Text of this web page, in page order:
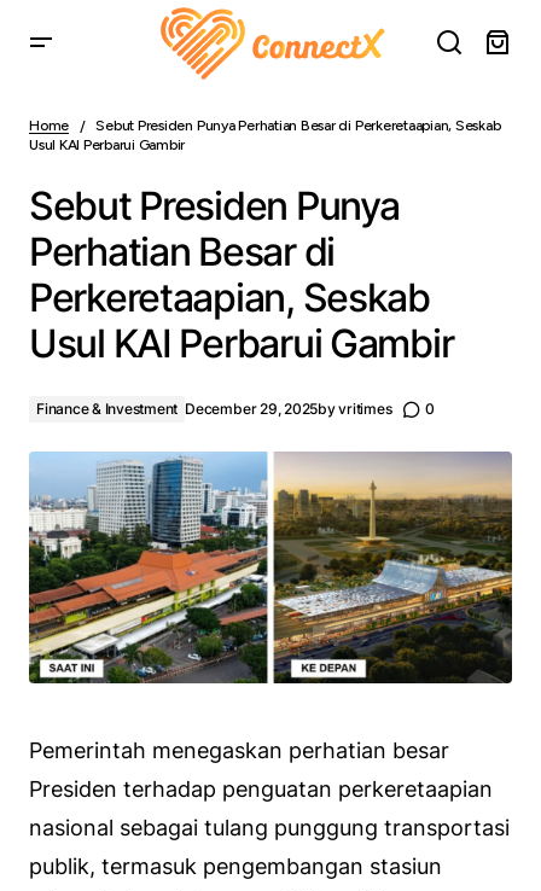
Seskab Usul KAI Perbarui Gambir
Home
Sebut Presiden Punya Perhatian Besar di Perkeretaapian, Seskab
Usul KAI Perbarui Gambir
Sebut Presiden Punya
Perhatian Besar di
Perkeretaapian, Seskab
Usul KAI Perbarui Gambir
Finance & Investment December 29, 2025byvritimes 0
Pemerintah menegaskan perhatian besar
Presiden terhadap penguatan perkeretaapian
nasional sebagai tulang punggung transportasi
publik, termasuk pengembangan stasiun